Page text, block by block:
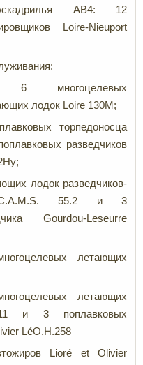
AB4: 12
Loire-Nieuport
6 многоцелевых
лодок Loire 130M;
торпедоносца
разведчиков
лодок разведчиков-
C.A.M.S. 55.2 и 3
Gourdou-Leseurre
летающих
летающих
и 3 поплавковых
LéO.H.258
Lioré et Olivier